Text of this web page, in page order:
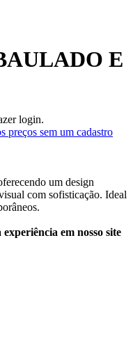
E
login.
preços sem um cadastro
um design
com sofisticação. Ideal
em nosso site